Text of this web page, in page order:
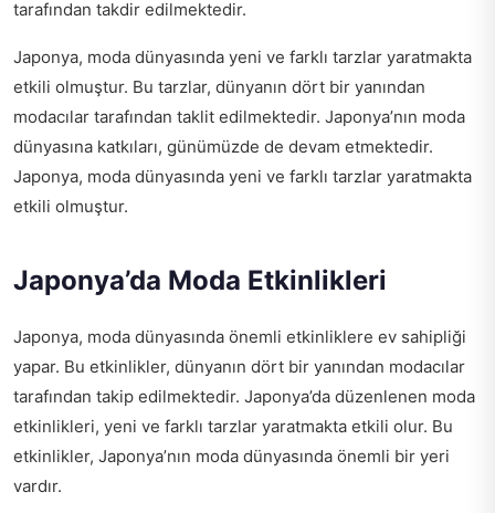
tarafından takdir edilmektedir.
Japonya, moda dünyasında yeni ve farklı tarzlar yaratmakta
etkili olmuştur. Bu tarzlar, dünyanın dört bir yanından
modacılar tarafından taklit edilmektedir. Japonya’nın moda
dünyasına katkıları, günümüzde de devam etmektedir.
Japonya, moda dünyasında yeni ve farklı tarzlar yaratmakta
etkili olmuştur.
Japonya’da Moda Etkinlikleri
Japonya, moda dünyasında önemli etkinliklere ev sahipliği
yapar. Bu etkinlikler, dünyanın dört bir yanından modacılar
tarafından takip edilmektedir. Japonya’da düzenlenen moda
etkinlikleri, yeni ve farklı tarzlar yaratmakta etkili olur. Bu
etkinlikler, Japonya’nın moda dünyasında önemli bir yeri
vardır.